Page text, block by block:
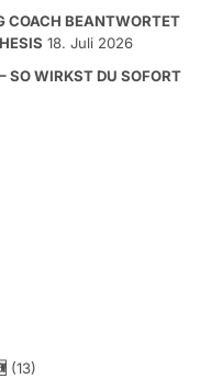
COACH BEANTWORTET
18. Juli 2026
SO WIRKST DU SOFORT
(13)